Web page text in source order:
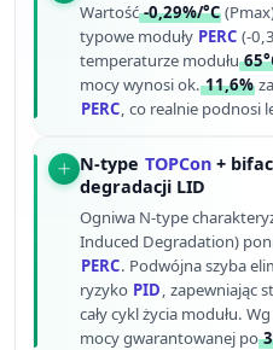
Wartość-0,29%/°C
typowe moduły PERC (-
temperaturze modułu
mocy wynosi ok.11,6%
PERC, co realnie podnosi
N-type TOPCon +
degradacji LID
Ogniwa N-type
Induced Degradation)
PERC. Podwójna szyba
ryzyko PID, zapewniając
cały cykl życia modułu.
mocy gwarantowanej po